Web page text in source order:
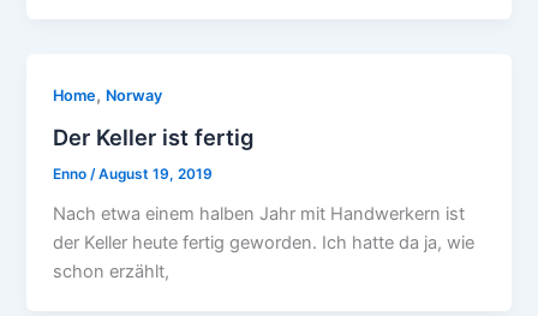
Home, Norway
Der Keller ist fertig
Enno /August 19, 2019
Nach etwa einem halben Jahr mit Handwerkern ist
der Keller heute fertig geworden. Ich hatte da ja, wie
schon erzählt,